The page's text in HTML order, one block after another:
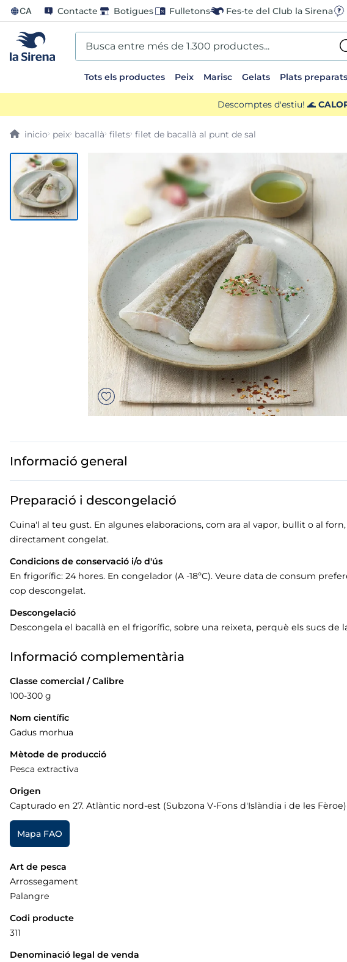
CA Contacte Botigues Fulletons Fes-te del Club la Sirena
Busca entre més de 1.300 productes...
Tots els productes Peix Marisc Gelats Plats preparats
Descomptes d'estiu! 🌊
peix bacallà filets filet de bacallà al punt de sal
Informació general
Preparació i descongelació
Cuina'l al teu gust. En algunes elaboracions, com ara al vapor, bullit o al
directament congelat.
Condicions de conservació i/o d'ús
En frigorífic: 24 hores. En congelador (A -18ºC). Veure data de consum
cop descongelat.
Descongelació
Descongela el bacallà en el frigorífic, sobre una reixeta, perquè els sucs de
Informació complementària
Classe comercial / Calibre
100-300 g
Nom científic
Gadus morhua
Mètode de producció
Pesca extractiva
Origen
Capturado en 27. Atlàntic nord-est (Subzona V-Fons d'Islàndia i de les Fèroe)
Mapa FAO
Art de pesca
Arrossegament
Palangre
Codi producte
311
Denominació legal de venda